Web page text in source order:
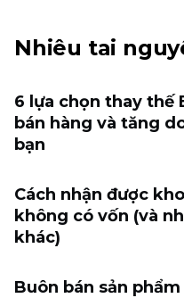
Nhiêu tai
6 lựa chọn thay thế
bán hàng và tăng
bạn
Cách nhận được
không có vốn (và
khác)
Buôn bán sản